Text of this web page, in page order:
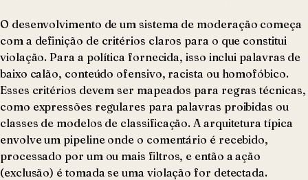
O desenvolvimento de um sistema de moderação começa
com a definição de critérios claros para o que constitui
violação. Para a política fornecida, isso inclui palavras de
baixo calão, conteúdo ofensivo, racista ou homofóbico.
Esses critérios devem ser mapeados para regras técnicas,
como expressões regulares para palavras proibidas ou
classes de modelos de classificação. A arquitetura típica
envolve um pipeline onde o comentário é recebido,
processado por um ou mais filtros, e então a ação
(exclusão) é tomada se uma violação for detectada.